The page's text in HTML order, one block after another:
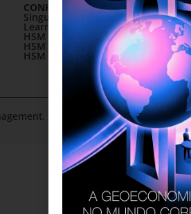
CONHEÇA A HSM
SingularityU Brazil
Learning Village
HSM University
HSM Mais
HSM Academy
Todos os direitos reservados.